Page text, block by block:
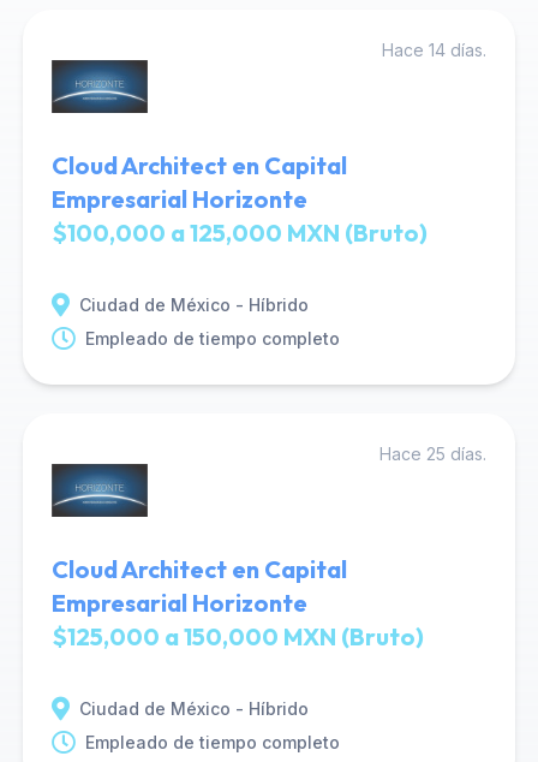
Hace 14 días.
Cloud Architect en Capital
Empresarial Horizonte
$100,000 a 125,000 MXN (Bruto)
Ciudad de México - Híbrido
Empleado de tiempo completo
Hace 25 días.
Cloud Architect en Capital
Empresarial Horizonte
$125,000 a 150,000 MXN (Bruto)
Ciudad de México - Híbrido
Empleado de tiempo completo